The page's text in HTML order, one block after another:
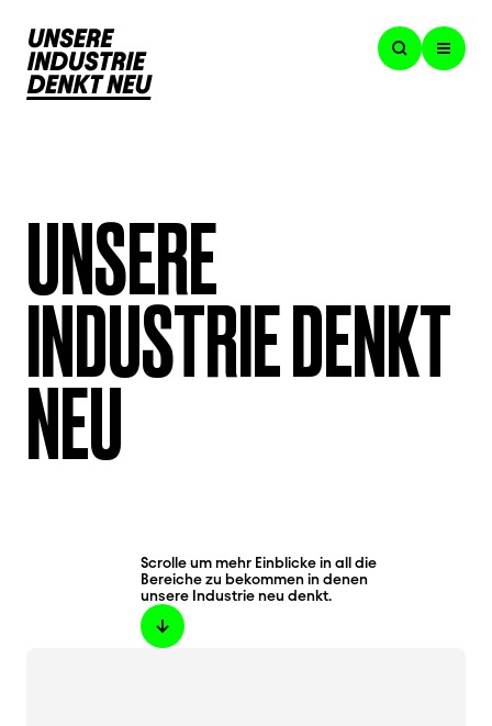
UNSERE
INDUSTRIE DENKT
NEU
Scrolle um mehr Einblicke in all die
Bereiche zu bekommen in denen
unsere Industrie neu denkt.